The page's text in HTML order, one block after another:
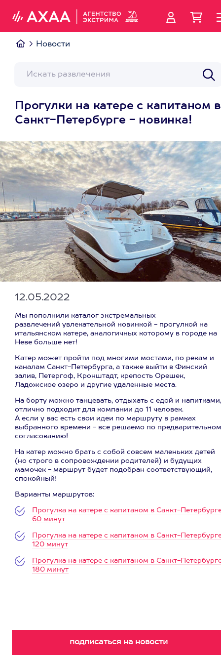
Новости
Прогулки на катере с капитаном в
Санкт-Петербурге - новинка!
12.05.2022
Мы пополнили каталог экстремальных
развлечений увлекательной новинкой - прогулкой на
итальянском катере, аналогичных которому в городе на
Неве больше нет!
Катер может пройти под многими мостами, по рекам и
каналам Санкт-Петербурга, а также выйти в Финский
залив, Петергоф, Кронштадт, крепость Орешек,
Ладожское озеро и другие удаленные места.
На борту можно танцевать, отдыхать с едой и напитками,
отлично подходит для компании до 11 человек.
А если у вас есть свои идеи по маршруту в рамках
выбранного времени - все решаемо по
согласованию!
На катер можно брать с собой совсем маленьких детей
(но строго в сопровождении родителей) и будущих
мамочек - маршрут будет подобран соответствующий,
спокойный!
Варианты маршрутов:
Прогулка на катере с капитаном в Санкт-
60 минут
Прогулка на катере с капитаном в Санкт-
120 минут
Прогулка на катере с капитаном в Санкт-
180 минут